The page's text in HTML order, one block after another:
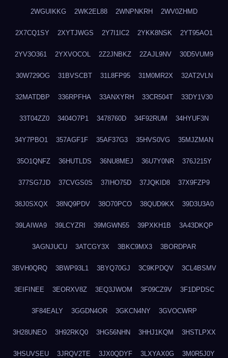
2WGUIKKG 2WK2EL88 2WNPNKRH 2WV0ZHMD
2X7CQ1SY 2XYTJWGS 2Y7I1IC2 2YKK8NSK 2YT95AO1
2YV3O361 2YXVOCOL 2Z2JNBKZ 2ZAJL9NV 30D5VUM9
30W729OG 31BVSCBT 31L8FP95 31M0MR2X 32AT2VLN
32MATDBP 336RPFHA 33ANXYRH 33CR504T 33DY1V30
33T04ZZ0 3404O7P1 3478760D 34F92RUM 34HYUF3N
34Y7PBO1 357AGF1F 35AF37G3 35HVS0VG 35MJZMAN
35O1QNFZ 36HUTLDS 36NU8MEJ 36U7Y0NR 376J215Y
377SG7JD 37CVGS0S 37IHO75D 37JQKID8 37X9FZP9
38J0SXQX 38NQ9PDV 38O70PCO 38QUD9KX 39D3U3A0
39LAIWA9 39LCYZRI 39MGWN55 39PXKH1B 3A43DKQP
3AGNJUCU 3ATCGY3X 3BKC9MX3 3BORDPAR
3BVH0QRQ 3BWP93L1 3BYQ70GJ 3C9KPDQV 3CL4BSMV
3EIFINEE 3EORXV8Z 3EQ3JWOM 3F09CZ9V 3F1DPDSC
3F84EALY 3GGDN4OR 3GKCN4NY 3GVOCWRP
3H28UNEO 3H92RKQ0 3HG56NHN 3HHJ1KQM 3HSTLPXX
3HSUVSEU 3JRQV2TE 3JX0QDYF 3LXYAX0G 3M0R5J0Y